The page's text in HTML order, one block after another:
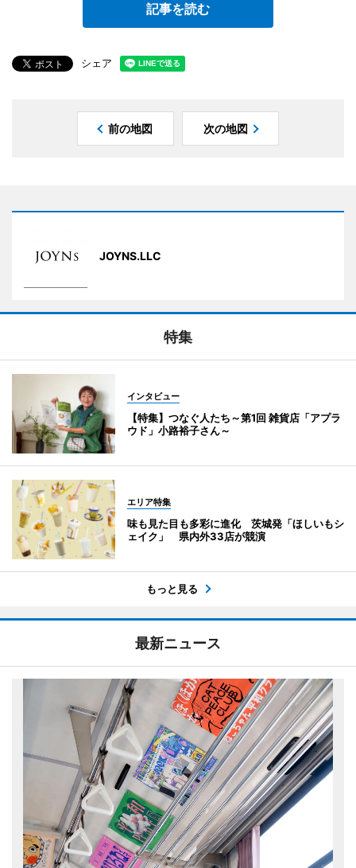
記事を読む
シェア
前の地図 次の地図
JOYNS.LLC
特集
インタビュー
【特集】つなぐ人たち～第1回 雑貨店「アプラ
ウド」小路裕子さん～
エリア特集
味も見た目も多彩に進化 茨城発「ほしいもシ
ェイク」 県内外33店が競演
もっと見る
最新ニュース